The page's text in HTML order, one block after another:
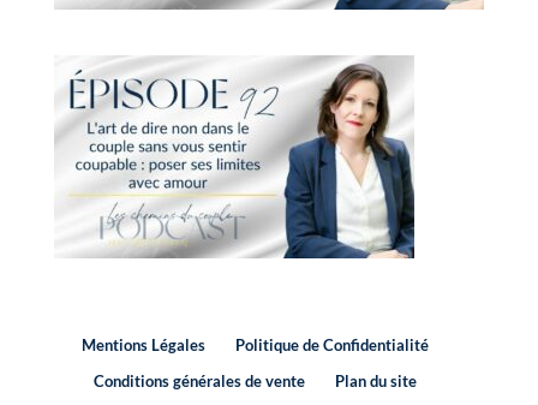
Mentions Légales
Politique de Confidentialité
Conditions générales de vente
Plan du site